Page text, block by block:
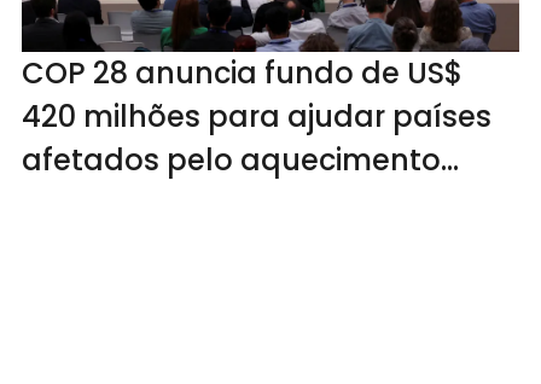
COP 28 anuncia fundo de US$
420 milhões para ajudar países
afetados pelo aquecimento